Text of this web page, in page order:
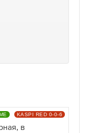
в
KASPI RED 0-0-6